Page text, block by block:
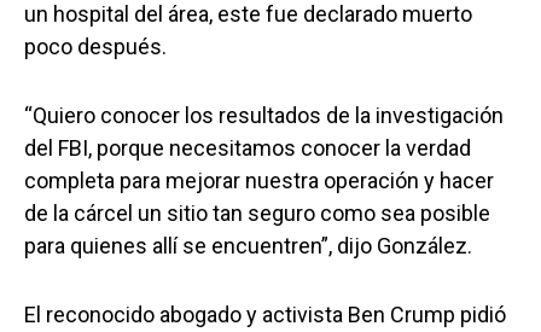
un hospital del área, este fue declarado muerto
poco después.
“Quiero conocer los resultados de la investigación
del FBI, porque necesitamos conocer la verdad
completa para mejorar nuestra operación y hacer
de la cárcel un sitio tan seguro como sea posible
para quienes allí se encuentren”, dijo González.
El reconocido abogado y activista Ben Crump pidió